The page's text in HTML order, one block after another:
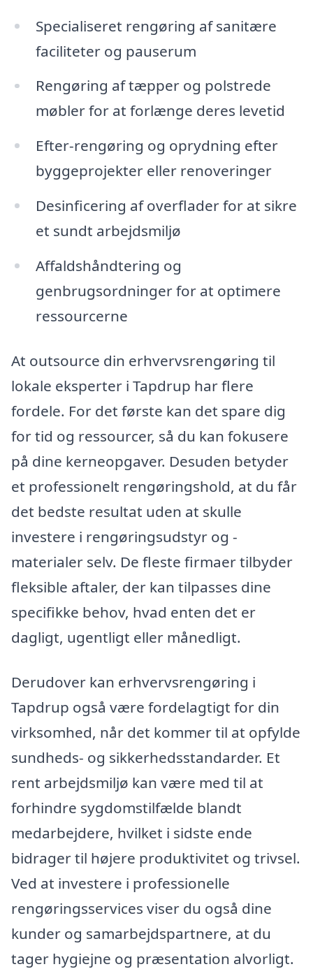
Specialiseret rengøring af sanitære
faciliteter og pauserum
Rengøring af tæpper og polstrede
møbler for at forlænge deres levetid
Efter-rengøring og oprydning efter
byggeprojekter eller renoveringer
Desinficering af overflader for at sikre
et sundt arbejdsmiljø
Affaldshåndtering og
genbrugsordninger for at optimere
ressourcerne
At outsource din erhvervsrengøring til
lokale eksperter i Tapdrup har flere
fordele. For det første kan det spare dig
for tid og ressourcer, så du kan fokusere
på dine kerneopgaver. Desuden betyder
et professionelt rengøringshold, at du får
det bedste resultat uden at skulle
investere i rengøringsudstyr og -
materialer selv. De fleste firmaer tilbyder
fleksible aftaler, der kan tilpasses dine
specifikke behov, hvad enten det er
dagligt, ugentligt eller månedligt.
Derudover kan erhvervsrengøring i
Tapdrup også være fordelagtigt for din
virksomhed, når det kommer til at opfylde
sundheds- og sikkerhedsstandarder. Et
rent arbejdsmiljø kan være med til at
forhindre sygdomstilfælde blandt
medarbejdere, hvilket i sidste ende
bidrager til højere produktivitet og trivsel.
Ved at investere i professionelle
rengøringsservices viser du også dine
kunder og samarbejdspartnere, at du
tager hygiejne og præsentation alvorligt.